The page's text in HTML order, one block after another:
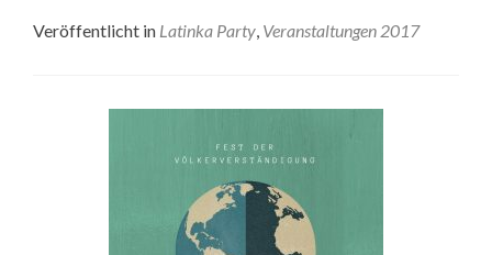
Veröffentlicht in Latinka Party Veranstaltungen 2017